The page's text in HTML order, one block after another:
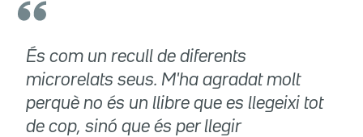
És com un recull de diferents
microrelats seus. M'ha agradat molt
perquè no és un llibre que es llegeixi tot
de cop, sinó que és per llegir